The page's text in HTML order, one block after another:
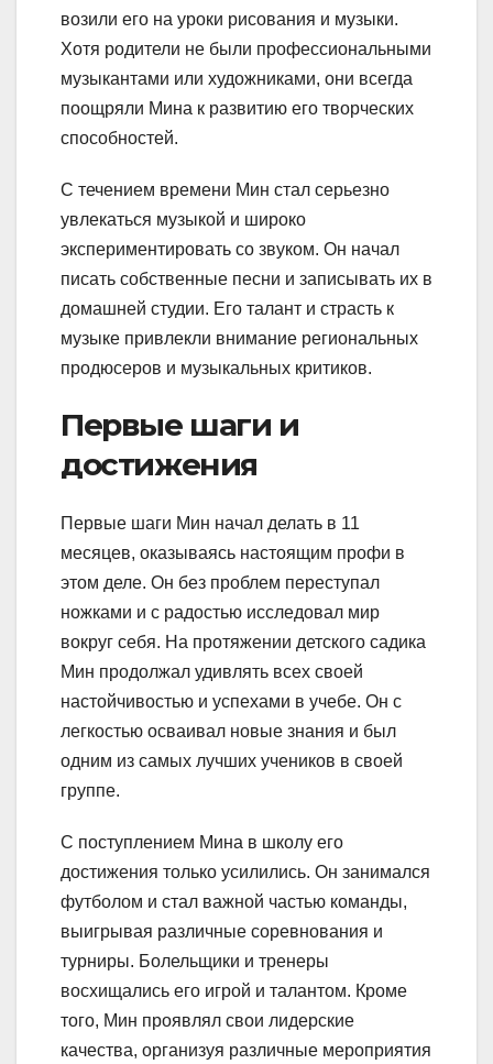
возили его на уроки рисования и музыки.
Хотя родители не были профессиональными
музыкантами или художниками, они всегда
поощряли Мина к развитию его творческих
способностей.
С течением времени Мин стал серьезно
увлекаться музыкой и широко
экспериментировать со звуком. Он начал
писать собственные песни и записывать их в
домашней студии. Его талант и страсть к
музыке привлекли внимание региональных
продюсеров и музыкальных критиков.
Первые шаги и
достижения
Первые шаги Мин начал делать в 11
месяцев, оказываясь настоящим профи в
этом деле. Он без проблем переступал
ножками и с радостью исследовал мир
вокруг себя. На протяжении детского садика
Мин продолжал удивлять всех своей
настойчивостью и успехами в учебе. Он с
легкостью осваивал новые знания и был
одним из самых лучших учеников в своей
группе.
С поступлением Мина в школу его
достижения только усилились. Он занимался
футболом и стал важной частью команды,
выигрывая различные соревнования и
турниры. Болельщики и тренеры
восхищались его игрой и талантом. Кроме
того, Мин проявлял свои лидерские
качества, организуя различные мероприятия